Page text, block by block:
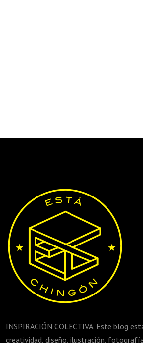
INSPIRACIÓN COLECTIVA. Este blog
creatividad, diseño, ilustración,